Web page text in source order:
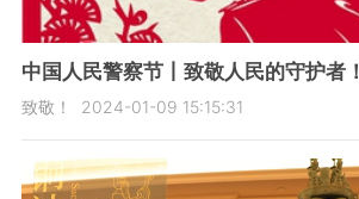
中国人民警察节丨致敬人民的守护者！
致敬！ 2024-01-09 15:15:31